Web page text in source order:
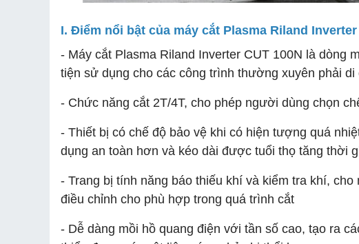
I. Điểm nổi bật của máy cắt Plasma Riland Inverter
- Máy cắt Plasma Riland Inverter CUT 100N là dòng
tiện sử dụng cho các công trình thường xuyên phải di
- Chức năng cắt 2T/4T, cho phép người dùng chọn
- Thiết bị có chế độ bảo vệ khi có hiện tượng quá
dụng an toàn hơn và kéo dài được tuổi thọ tăng thời
- Trang bị tính năng báo thiếu khí và kiểm tra khí,
điều chỉnh cho phù hợp trong quá trình cắt
- Dễ dàng mồi hồ quang điện với tần số cao, tạo ra